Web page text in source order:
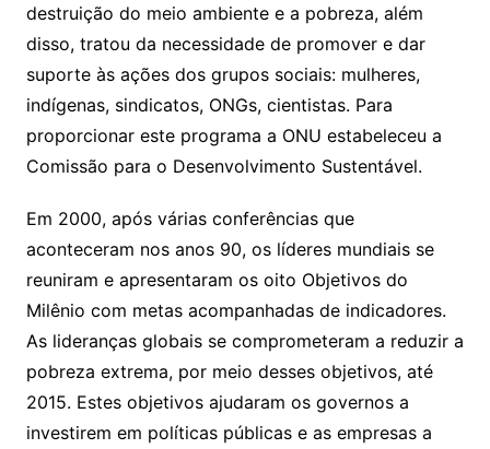
destruição do meio ambiente e a pobreza, além
disso, tratou da necessidade de promover e dar
suporte às ações dos grupos sociais: mulheres,
indígenas, sindicatos, ONGs, cientistas. Para
proporcionar este programa a ONU estabeleceu a
Comissão para o Desenvolvimento Sustentável.
Em 2000, após várias conferências que
aconteceram nos anos 90, os líderes mundiais se
reuniram e apresentaram os oito Objetivos do
Milênio com metas acompanhadas de indicadores.
As lideranças globais se comprometeram a reduzir a
pobreza extrema, por meio desses objetivos, até
2015. Estes objetivos ajudaram os governos a
investirem em políticas públicas e as empresas a